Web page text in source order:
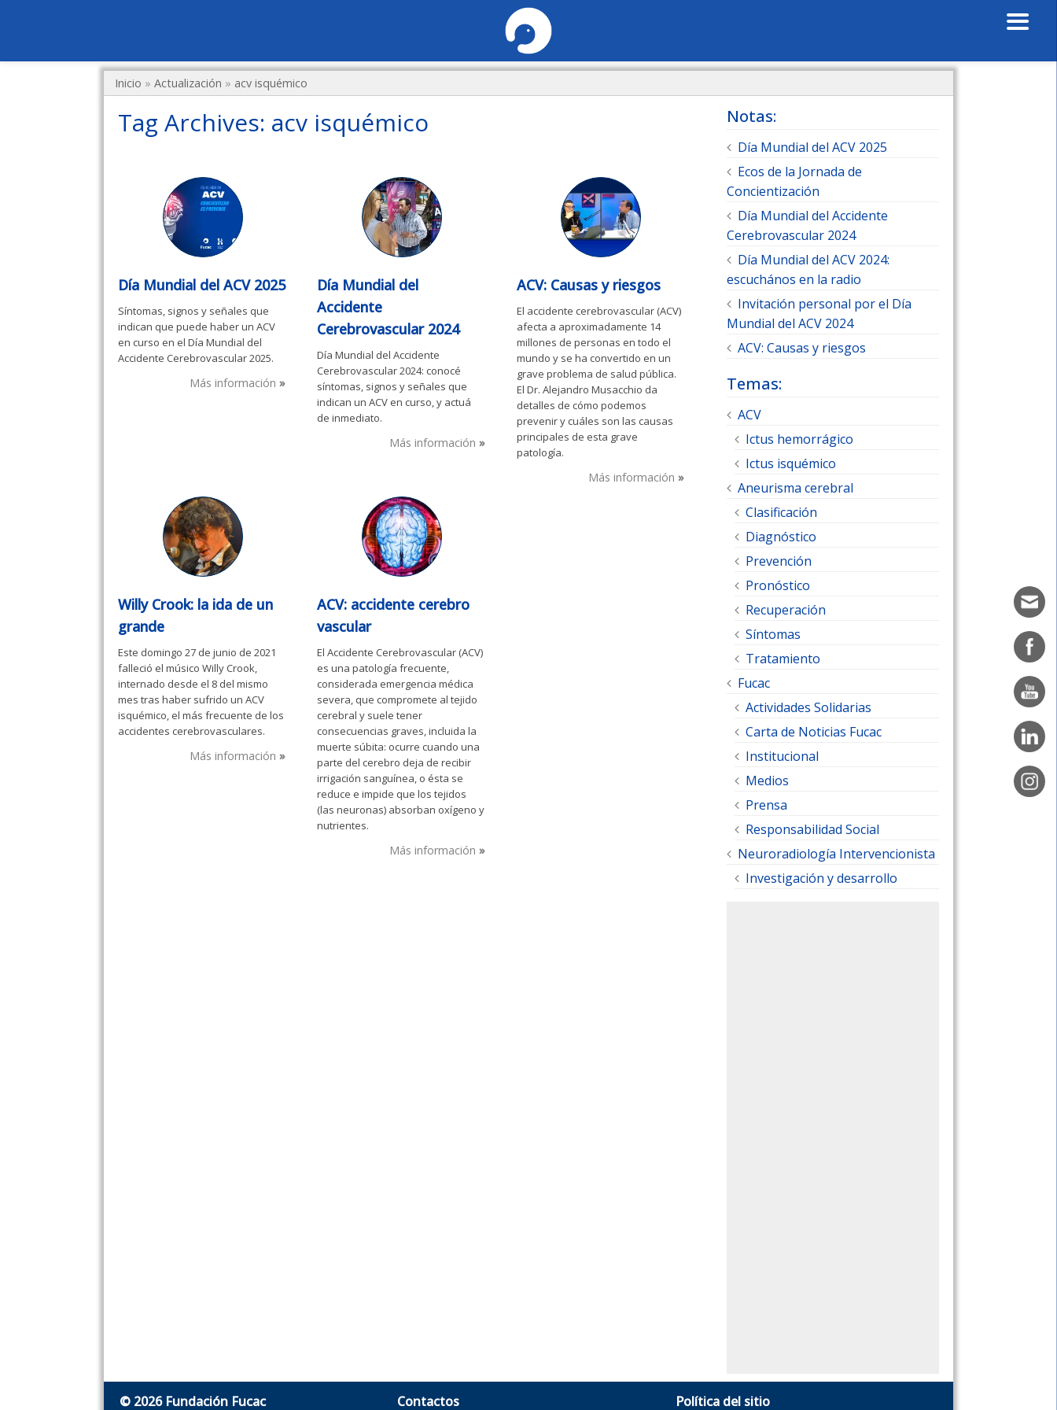
Inicio »Actualización » acv isquémico
Tag Archives: acv isquémico
Día Mundial del ACV 2025
Síntomas, signos y señales que
indican que puede haber un ACV
en curso en el Día Mundial del
Accidente Cerebrovascular 2025.
Más información
Día Mundial del
Accidente
Cerebrovascular 2024
Día Mundial del Accidente
Cerebrovascular 2024: conocé
síntomas, signos y señales que
indican un ACV en curso, y actuá
de inmediato.
Más información
ACV: Causas y riesgos
El accidente cerebrovascular (ACV)
afecta a aproximadamente 14
millones de personas en todo el
mundo y se ha convertido en un
grave problema de salud pública.
El Dr. Alejandro Musacchio da
detalles de cómo podemos
prevenir y cuáles son las causas
principales de esta grave
patología.
Más información
Willy Crook: la ida de un
grande
Este domingo 27 de junio de 2021
falleció el músico Willy Crook,
internado desde el 8 del mismo
mes tras haber sufrido un ACV
isquémico, el más frecuente de los
accidentes cerebrovasculares.
Más información
ACV: accidente cerebro
vascular
El Accidente Cerebrovascular (ACV)
es una patología frecuente,
considerada emergencia médica
severa, que compromete al tejido
cerebral y suele tener
consecuencias graves, incluida la
muerte súbita: ocurre cuando una
parte del cerebro deja de recibir
irrigación sanguínea, o ésta se
reduce e impide que los tejidos
(las neuronas) absorban oxígeno y
nutrientes.
Más información
Notas:
Día Mundial del ACV 2025
Ecos de la Jornada de
Concientización
Día Mundial del Accidente
Cerebrovascular 2024
Día Mundial del ACV 2024:
escuchános en la radio
Invitación personal por el Día
Mundial del ACV 2024
ACV: Causas y riesgos
Temas:
ACV
Ictus hemorrágico
Ictus isquémico
Aneurisma cerebral
Clasificación
Diagnóstico
Prevención
Pronóstico
Recuperación
Síntomas
Tratamiento
Fucac
Actividades Solidarias
Carta de Noticias Fucac
Institucional
Medios
Prensa
Responsabilidad Social
Neuroradiología Intervencionista
Investigación y desarrollo
© 2026 Fundación Fucac Contactos Política del sitio